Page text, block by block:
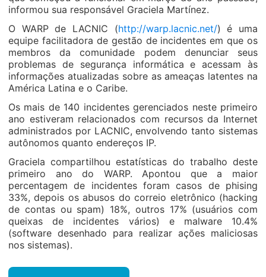
informou sua responsável Graciela Martínez.
O WARP de LACNIC (http://warp.lacnic.net/) é uma
equipe facilitadora de gestão de incidentes em que os
membros da comunidade podem denunciar seus
problemas de segurança informática e acessam às
informações atualizadas sobre as ameaças latentes na
América Latina e o Caribe.
Os mais de 140 incidentes gerenciados neste primeiro
ano estiveram relacionados com recursos da Internet
administrados por LACNIC, envolvendo tanto sistemas
autônomos quanto endereços IP.
Graciela compartilhou estatísticas do trabalho deste
primeiro ano do WARP. Apontou que a maior
percentagem de incidentes foram casos de phising
33%, depois os abusos do correio eletrônico (hacking
de contas ou spam) 18%, outros 17% (usuários com
queixas de incidentes vários) e malware 10.4%
(software desenhado para realizar ações maliciosas
nos sistemas).